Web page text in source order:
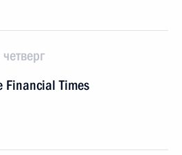
Financial Times